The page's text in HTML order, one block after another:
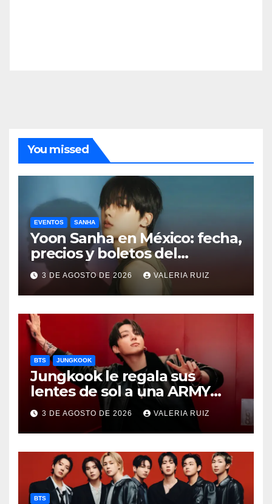
You missed
EVENTOS SANHA
Yoon Sanha en México: fecha,
precios y boletos del
FANCON
3 DE AGOSTO DE 2026 VALERIA RUIZ
BTS JUNGKOOK
Jungkook le regala sus
lentes de sol a una ARMY
durante concierto de BTS
3 DE AGOSTO DE 2026 VALERIA RUIZ
BTS